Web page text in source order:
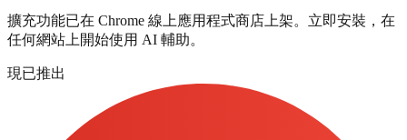
擴充功能已在 Chrome 線上應用程式商店上架。立即安裝，在
任何網站上開始使用 AI 輔助。
現已推出